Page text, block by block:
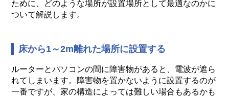
ために、どのような場所が設置場所として最適なのかに
ついて解説します。
床から1～2m離れた場所に設置する
ルーターとパソコンの間に障害物があると、電波が遮ら
れてしまいます。障害物を置かないように設置するのが
一番ですが、家の構造によっては難しい場合もあるかも